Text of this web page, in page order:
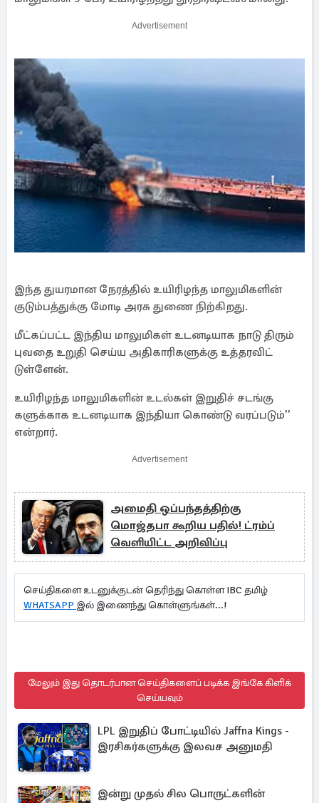
Advertisement
இந்த துயர​மான நேரத்​தில் உயி​ரிழந்த மாலுமிகளின்
குடும்பத்துக்கு மோடி அரசு துணை நிற்​கிறது.
மீட்​கப்​பட்ட இந்​திய மாலுமிகள் உடனடி​யாக நாடு திரும்​
புவதை உறுதி செய்ய அதிகாரி​களுக்கு உத்​தர​விட்​
டுள்ளேன்.
உயி​ரிழந்த மாலுமிகளின் உடல்​கள் இறுதிச் சடங்​கு​
களுக்​காக உடனடி​யாக இந்​தியா கொண்டு வரப்​படும்’’
என்றார்.
Advertisement
அமைதி ஒப்பந்தத்திற்கு
மொஜ்தபா கூறிய பதில்! ட்ரம்ப்
வெளியிட்ட அறிவிப்பு
செய்திகளை உடனுக்குடன் தெரிந்து கொள்ள IBC தமிழ்
WHATSAPP இல் இணைந்து கொள்ளுங்கள்...!
மேலும் இது தொடர்பான செய்திகளைப் படிக்க இங்கே கிளிக்
செய்யவும்
LPL இறுதிப் போட்டியில் Jaffna Kings -
இரசிகர்களுக்கு இலவச அனுமதி
இன்று முதல் சில பொருட்களின்